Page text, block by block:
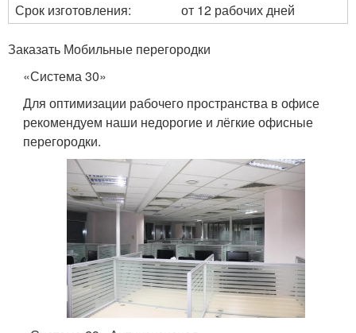
Срок изготовления:
от 12 рабочих дней
Заказать Мобильные перегородки
«Система 30»
Для оптимизации рабочего пространства в офисе
рекомендуем наши недорогие и лёгкие офисные
перегородки.